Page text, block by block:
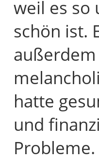
weil es so
schön ist.
außerdem
hatte
und
Probleme.